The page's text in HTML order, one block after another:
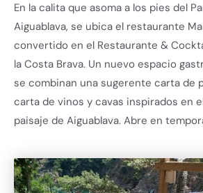
En la calita que asoma a los pies del
Aiguablava, se ubica el restaurante
convertido en el Restaurante &
la Costa Brava. Un nuevo espacio
se combinan una sugerente carta de
carta de vinos y cavas inspirados en
paisaje de Aiguablava. Abre en